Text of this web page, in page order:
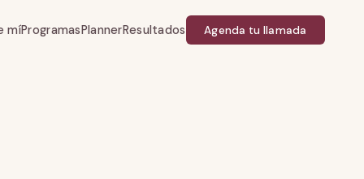
míProgramasPlannerResultados Agenda tu llamada